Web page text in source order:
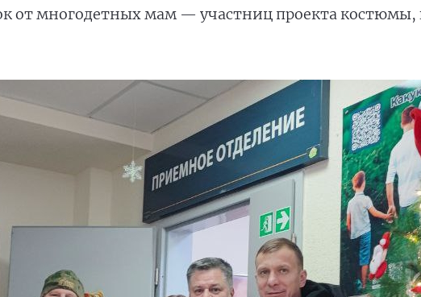
от многодетных мам — участниц проекта